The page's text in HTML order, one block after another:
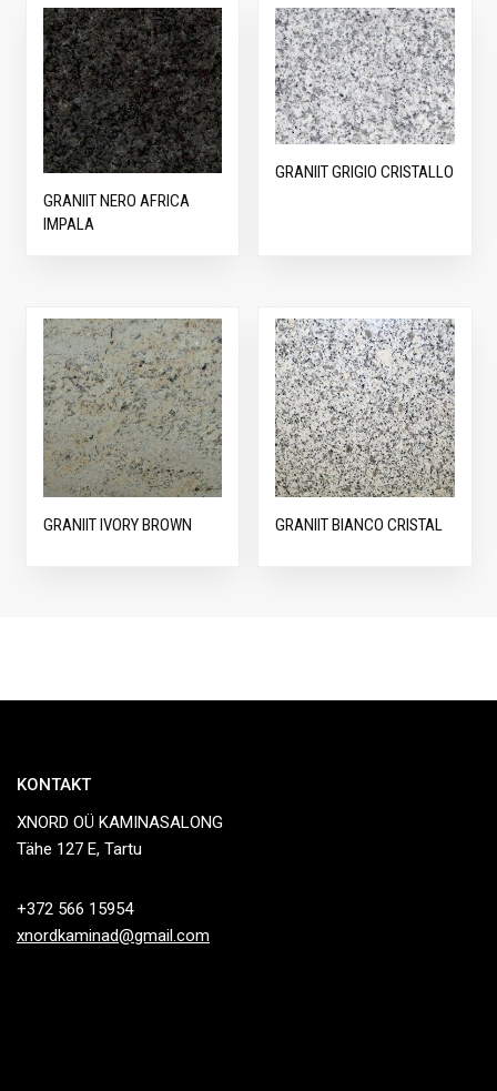
GRANIIT NERO AFRICA
IMPALA
GRANIIT GRIGIO CRISTALLO
GRANIIT IVORY BROWN GRANIIT BIANCO CRISTAL
KONTAKT
XNORD OÜ KAMINASALONG
Tähe 127 E, Tartu
+372 566 15954
xnordkaminad@gmail.com